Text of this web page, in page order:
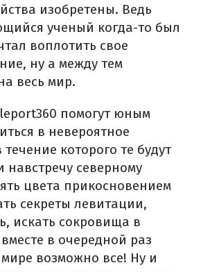
изобретены. Ведь
ученый когда-то был
воплотить свое
ну а между тем
весь мир.
помогут юным
в невероятное
которого те будут
навстречу северному
цвета прикосновением
секреты левитации,
искать сокровища в
в очередной раз
возможно все! Ну и